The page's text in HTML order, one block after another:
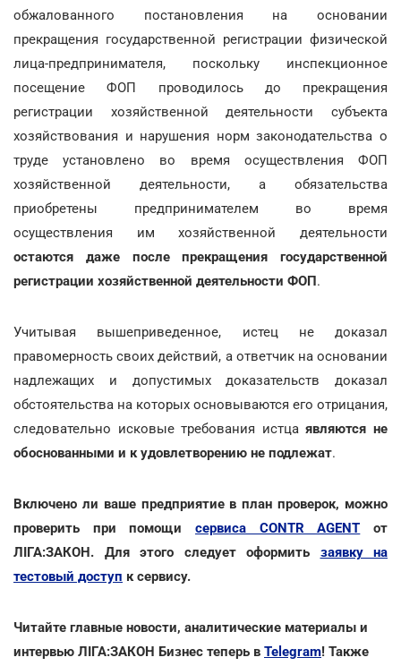
обжалованного постановления на основании
прекращения государственной регистрации физической
лица-предпринимателя, поскольку инспекционное
посещение ФОП проводилось до прекращения
регистрации хозяйственной деятельности субъекта
хозяйствования и нарушения норм законодательства о
труде установлено во время осуществления ФОП
хозяйственной деятельности, а обязательства
приобретены предпринимателем во время
осуществления им хозяйственной деятельности
остаются даже после прекращения государственной
регистрации хозяйственной деятельности ФОП.
Учитывая вышеприведенное, истец не доказал
правомерность своих действий, а ответчик на основании
надлежащих и допустимых доказательств доказал
обстоятельства на которых основываются его отрицания,
следовательно исковые требования истцаявляются не
обоснованными и к удовлетворению не подлежат.
Включено ли ваше предприятие в план проверок, можно
проверить при помощи сервиса CONTR AGENT от
ЛІГА:ЗАКОН. Для этого следует оформить заявку на
тестовый доступ к сервису.
Читайте главные новости, аналитические материалы и
интервью ЛІГА:ЗАКОН Бизнес теперь в Telegram! Также